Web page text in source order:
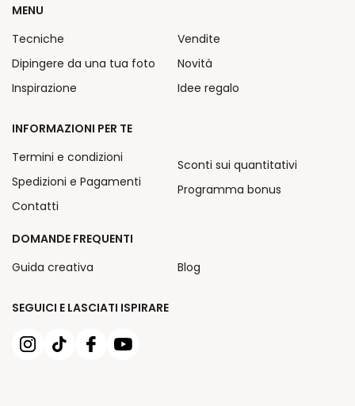
SEGUICI E LASCIATI ISPIRARE
MENU
Tecniche
Dipingere da una tua foto
Inspirazione
Vendite
Novità
Idee regalo
INFORMAZIONI PER TE
Termini e condizioni
Spedizioni e Pagamenti
Contatti
Sconti sui quantitativi
Programma bonus
DOMANDE FREQUENTI
Guida creativa
Blog